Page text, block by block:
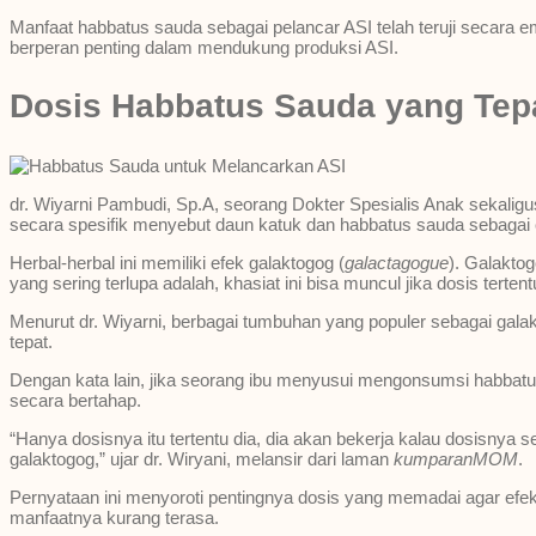
Manfaat habbatus sauda sebagai pelancar ASI telah teruji secara
berperan penting dalam mendukung produksi ASI.
Dosis Habbatus Sauda yang
dr. Wiyarni Pambudi, Sp.A, seorang Dokter Spesialis Anak
secara spesifik menyebut daun katuk dan habbatus sauda sebagai
Herbal-herbal ini memiliki efek galaktogog (galactagogue).
yang sering terlupa adalah, khasiat ini bisa muncul jika dosis
Menurut dr. Wiyarni, berbagai tumbuhan yang populer sebagai
tepat.
Dengan kata lain, jika seorang ibu menyusui mengonsumsi
secara bertahap.
“Hanya dosisnya itu tertentu dia, dia akan bekerja kalau dosisnya
galaktogog,” ujar dr. Wiryani, melansir dari laman kumparanMOM.
Pernyataan ini menyoroti pentingnya dosis yang memadai agar
manfaatnya kurang terasa.